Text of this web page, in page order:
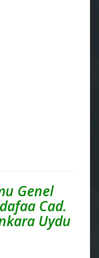
Genel
Cad.
Uydu